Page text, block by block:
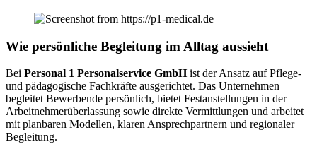
Wie persönliche Begleitung im Alltag aussieht
Bei Personal 1 Personalservice GmbHist der Ansatz auf Pflege-
und pädagogische Fachkräfte ausgerichtet. Das Unternehmen
begleitet Bewerbende persönlich, bietet Festanstellungen in der
Arbeitnehmerüberlassung sowie direkte Vermittlungen und arbeitet
mit planbaren Modellen, klaren Ansprechpartnern und regionaler
Begleitung.